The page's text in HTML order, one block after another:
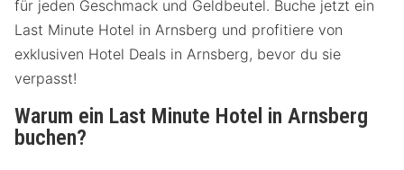
für jeden Geschmack und Geldbeutel. Buche jetzt ein
Last Minute Hotel in Arnsberg und profitiere von
exklusiven Hotel Deals in Arnsberg, bevor du sie
verpasst!
Warum ein Last Minute Hotel in Arnsberg
buchen?